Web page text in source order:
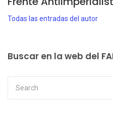
Todas las entradas del autor
Buscar en la web del